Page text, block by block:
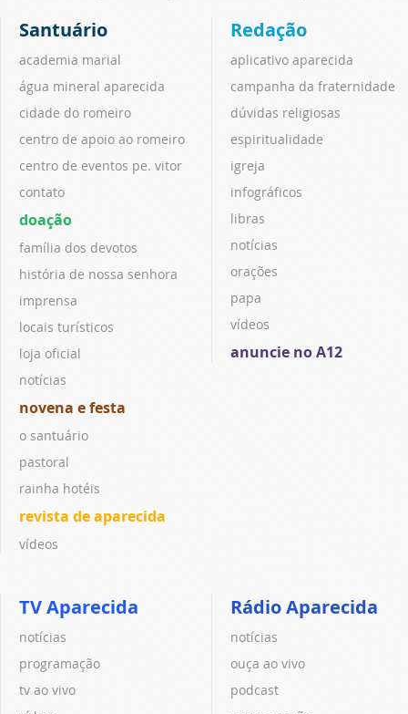
Santuário
academia marial
água mineral aparecida
cidade do romeiro
centro de apoio ao romeiro
centro de eventos pe. vitor
contato
doação
família dos devotos
história de nossa senhora
imprensa
locais turísticos
loja oficial
notícias
novena e festa
o santuário
pastoral
rainha hotéis
revista de aparecida
vídeos
Redação
aplicativo aparecida
campanha da fraternidade
dúvidas religiosas
espiritualidade
igreja
infográficos
libras
notícias
orações
papa
vídeos
anuncie no A12
TV Aparecida
notícias
programação
tv ao vivo
Rádio Aparecida
notícias
ouça ao vivo
podcast